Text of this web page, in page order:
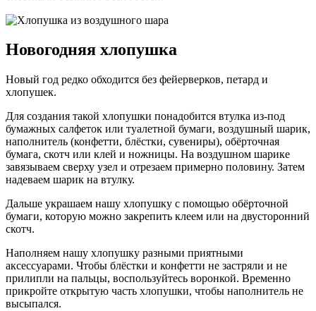
Новогодняя хлопушка
Новый год редко обходится без фейерверков, петард и
хлопушек.
Для создания такой хлопушки понадобится втулка из-под
бумажных салфеток или туалетной бумаги, воздушный шарик,
наполнитель (конфетти, блёстки, сувениры), обёрточная
бумага, скотч или клей и ножницы. На воздушном шарике
завязываем сверху узел и отрезаем примерно половину. Затем
надеваем шарик на втулку.
Дальше украшаем нашу хлопушку с помощью обёрточной
бумаги, которую можно закрепить клеем или на двусторонний
скотч.
Наполняем нашу хлопушку разными приятными
аксессуарами. Чтобы блёстки и конфетти не застряли и не
прилипли на пальцы, воспользуйтесь воронкой. Временно
прикройте открытую часть хлопушки, чтобы наполнитель не
высыпался.